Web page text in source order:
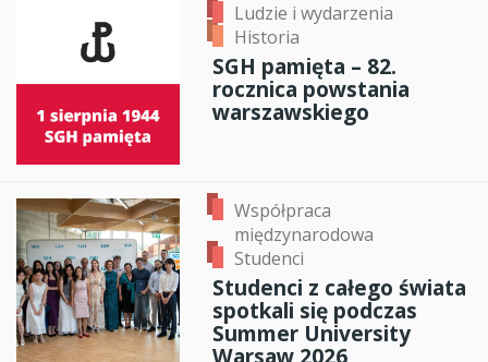
Ludzie i wydarzenia
Historia
SGH pamięta – 82.
rocznica powstania
warszawskiego
Współpraca
międzynarodowa
Studenci
Studenci z całego świata
spotkali się podczas
Summer University
Warsaw 2026